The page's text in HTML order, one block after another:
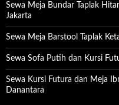
:
Sewa Meja Bundar Taplak
Jakarta
Sewa Meja Barstool Taplak
Sewa Sofa Putih dan Kursi
Sewa Kursi Futura dan Meja
Danantara